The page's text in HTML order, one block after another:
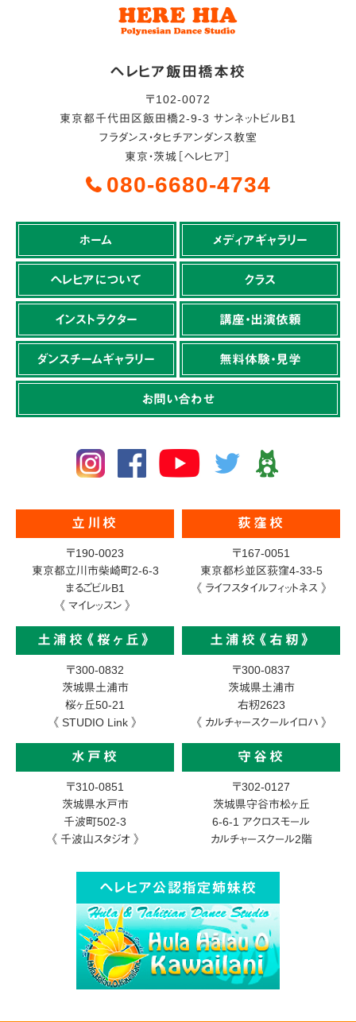
ヘレヒア飯田橋本校
〒102-0072
東京都千代田区飯田橋2-9-3 サンネットビルB1
フラダンス・タヒチアンダンス教室
東京・茨城［ヘレヒア］
080-6680-4734
ホーム メディアギャラリー
ヘレヒアについて クラス
インストラクター 講座・出演依頼
ダンスチームギャラリー 無料体験・見学
お問い合わせ
立川校
〒190-0023
東京都立川市柴崎町2-6-3
まるごビルB1
《 マイレッスン 》
荻窪校
〒167-0051
東京都杉並区荻窪4-33-5
《 ライフスタイルフィットネス 》
土浦校《桜ヶ丘》
〒300-0832
茨城県土浦市
桜ヶ丘50-21
《 STUDIO Link 》
土浦校《右籾》
〒300-0837
茨城県土浦市
右籾2623
《 カルチャースクールイロハ 》
水戸校
〒310-0851
茨城県水戸市
千波町502-3
《 千波山スタジオ 》
守谷校
〒302-0127
茨城県守谷市松ヶ丘
6-6-1 アクロスモール
カルチャースクール2階